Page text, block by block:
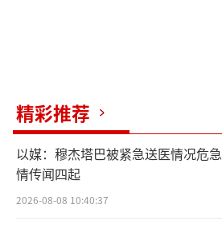
赤壁警方的专案组历
海、广东、福建、海南等八
五百多名，获取证据材料一
2册，最终控制了以任北海
精彩推荐
以媒：穆杰塔巴被紧急送医情况危
情传闻四起
2026-08-08 10:40:37